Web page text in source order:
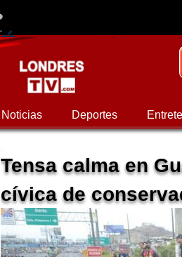
Noticias Deportes
Tensa calma en
cívica de